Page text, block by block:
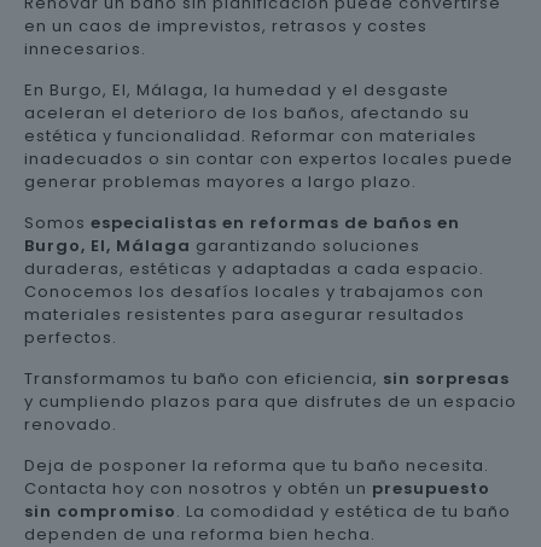
en un caos de imprevistos, retrasos y costes
innecesarios.
En Burgo, El, Málaga, la humedad y el desgaste
aceleran el deterioro de los baños, afectando su
estética y funcionalidad. Reformar con materiales
inadecuados o sin contar con expertos locales puede
generar problemas mayores a largo plazo.
Somos especialistas en reformas de baños en
Burgo, El, Málaga garantizando soluciones
duraderas, estéticas y adaptadas a cada espacio.
Conocemos los desafíos locales y trabajamos con
materiales resistentes para asegurar resultados
perfectos.
Transformamos tu baño con eficiencia, sin sorpresas
y cumpliendo plazos para que disfrutes de un espacio
renovado.
Deja de posponer la reforma que tu baño necesita.
Contacta hoy con nosotros y obtén un presupuesto
sin compromiso. La comodidad y estética de tu baño
dependen de una reforma bien hecha.